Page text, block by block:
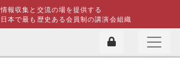
情報収集と交流の場を提供する
日本で最も歴史ある会員制の講演会組織